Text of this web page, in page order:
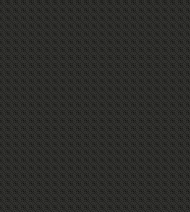
значимых
во власти,
новых
Для
читателей.